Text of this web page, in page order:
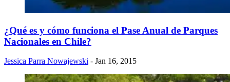
¿Qué es y cómo funciona el Pase Anual de Parques
Nacionales en Chile?
Jessica Parra Nowajewski - Jan 16, 2015